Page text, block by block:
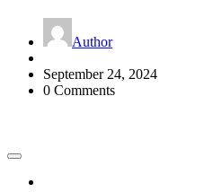
Author
September 24, 2024
0 Comments